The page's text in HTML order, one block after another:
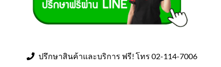
ปรึกษาสินค้าและบริการ ฟรี! โทร 02-114-7006